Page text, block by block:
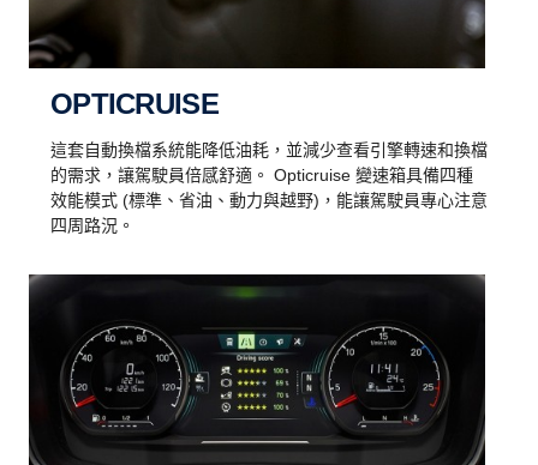
OPTICRUISE
這套自動換檔系統能降低油耗，並減少查看引擎轉速和換檔
的需求，讓駕駛員倍感舒適。 Opticruise 變速箱具備四種
效能模式 (標準、省油、動力與越野)，能讓駕駛員專心注意
四周路況。